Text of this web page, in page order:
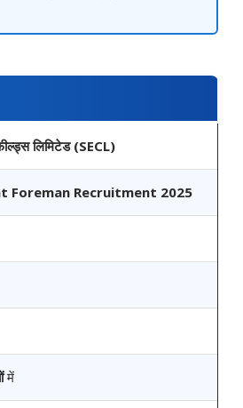
लिमिटेड (SECL)
Foreman Recruitment 2025
में